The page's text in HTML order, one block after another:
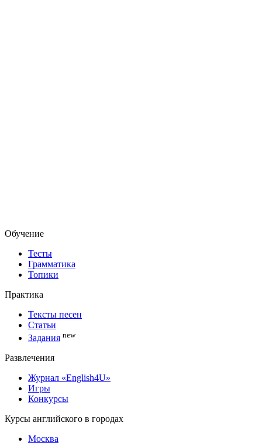
Обучение
Тесты
Грамматика
Топики
Практика
Тексты песен
Статьи
Задания new
Развлечения
Журнал «English4U»
Игры
Конкурсы
Курсы английского в городах
Москва